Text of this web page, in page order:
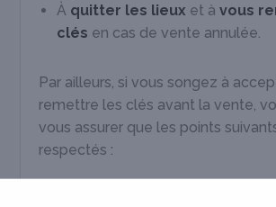
À quitter les lieux et àvous
clés en cas de vente annulée.
Par ailleurs, si vous songez à
remettre les clés avant la vente,
vous assurer que les points
respectés :